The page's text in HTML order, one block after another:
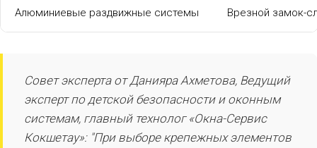
Алюминиевые раздвижные системы Врезной замок-
Совет эксперта от Данияра Ахметова, Ведущий
эксперт по детской безопасности и оконным
системам, главный технолог «Окна-Сервис
Кокшетау»: "При выборе крепежных элементов